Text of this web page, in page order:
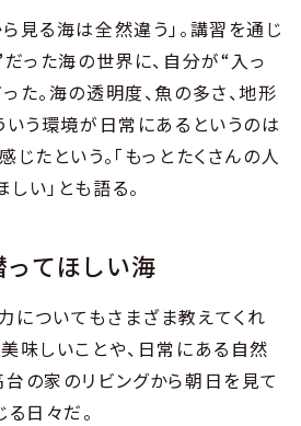
見る海は全然違う」。講習を通じ
った海の世界に、自分が“入っ
た。海の透明度、魚の多さ、地形
いう環境が日常にあるというのは
じたという。「もっとたくさんの人
い」とも語る。
てほしい海
についてもさまざま教えてくれ
味しいことや、日常にある自然
の家のリビングから朝日を見て
る日々だ。